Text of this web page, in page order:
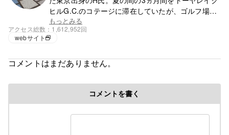
ヒルG.C.のコテージに滞在していたが、ゴルフ場の
閉鎖で滞在先を失う。それ以降は行く先が無く、都
心で徘徊の毎日。
もっとみる
アクセス総数
1,612,952回
webサイト
コメントはまだありません。
コメントを書く